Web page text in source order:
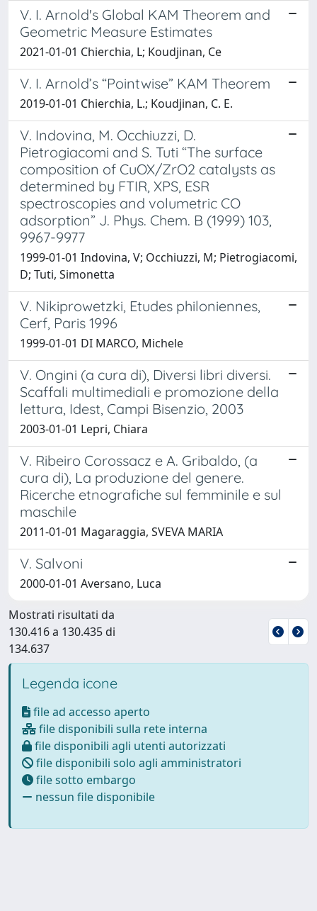
V. I. Arnold's Global KAM Theorem and
Geometric Measure Estimates
2021-01-01 Chierchia, L; Koudjinan, Ce
V. I. Arnold’s “Pointwise” KAM Theorem
2019-01-01 Chierchia, L.; Koudjinan, C. E.
V. Indovina, M. Occhiuzzi, D.
Pietrogiacomi and S. Tuti “The surface
composition of CuOX/ZrO2 catalysts as
determined by FTIR, XPS, ESR
spectroscopies and volumetric CO
adsorption” J. Phys. Chem. B (1999) 103,
9967-9977
1999-01-01 Indovina, V; Occhiuzzi, M; Pietrogiacomi,
D; Tuti, Simonetta
V. Nikiprowetzki, Etudes philoniennes,
Cerf, Paris 1996
1999-01-01 DI MARCO, Michele
V. Ongini (a cura di), Diversi libri diversi.
Scaffali multimediali e promozione della
lettura, Idest, Campi Bisenzio, 2003
2003-01-01 Lepri, Chiara
V. Ribeiro Corossacz e A. Gribaldo, (a
cura di), La produzione del genere.
Ricerche etnografiche sul femminile e sul
maschile
2011-01-01 Magaraggia, SVEVA MARIA
V. Salvoni
2000-01-01 Aversano, Luca
Mostrati risultati da
130.416 a 130.435 di
134.637
Legenda icone
file ad accesso aperto
file disponibili sulla rete interna
file disponibili agli utenti autorizzati
file disponibili solo agli amministratori
file sotto embargo
nessun file disponibile